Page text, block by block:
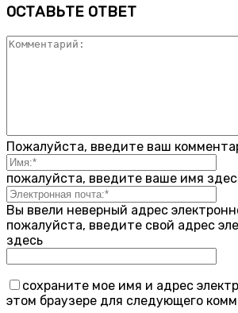
ОСТАВЬТЕ ОТВЕТ
Пожалуйста, введите ваш
пожалуйста, введите ваше имя
Вы ввели неверный адрес
пожалуйста, введите свой адрес
здесь
сохраните мое имя и адрес
этом браузере для следующего